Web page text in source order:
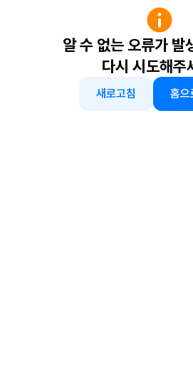
알 수 없는 오류가 발
다시 시도해주
새로고침 홈으